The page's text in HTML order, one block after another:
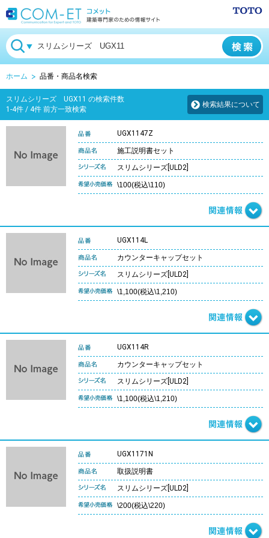
ホーム 品番・商品名検索
スリムシリーズ UGX11 の検索件数
1-4件 / 4件 前方一致検索
検索結果について
UGX1147Z
施工説明書セット
スリムシリーズ[ULD2]
\100(税込\110)
UGX114L
カウンターキャップセット
スリムシリーズ[ULD2]
\1,100(税込\1,210)
UGX114R
カウンターキャップセット
スリムシリーズ[ULD2]
\1,100(税込\1,210)
UGX1171N
取扱説明書
スリムシリーズ[ULD2]
\200(税込\220)